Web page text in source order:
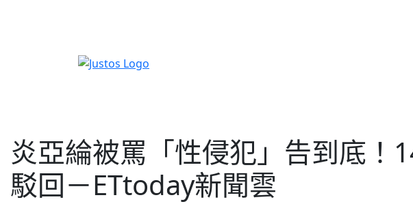
炎亞綸被罵「性侵犯」告到底
駁回－ETtoday新聞雲